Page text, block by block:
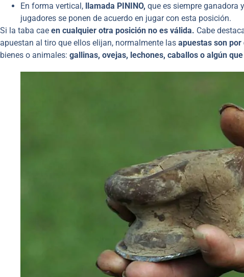
En forma vertical, llamada PININO, que es siempre ganadora
jugadores se ponen de acuerdo en jugar con esta posición.
Si la taba cae en cualquier otra posición no es válida. Cabe
apuestan al tiro que ellos elijan, normalmente las apuestas son por
bienes o animales: gallinas, ovejas, lechones, caballos o algún